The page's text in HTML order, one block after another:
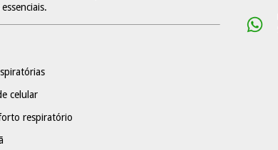
celular
respiratório